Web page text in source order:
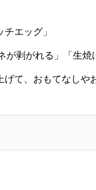
エッグ」
が剥がれる」「生焼
て、おもてなしや